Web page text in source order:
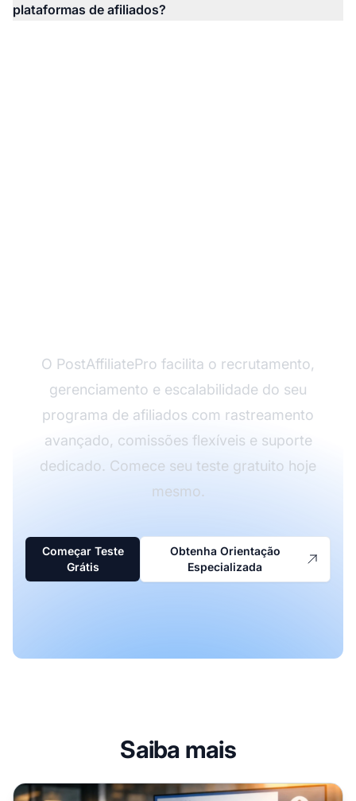
plataformas de afiliados?
O PostAffiliatePro facilita o recrutamento,
gerenciamento e escalabilidade do seu
programa de afiliados com rastreamento
avançado, comissões flexíveis e suporte
dedicado. Comece seu teste gratuito hoje
mesmo.
Começar Teste
Grátis
Obtenha Orientação
Especializada
Saiba mais
Como Encontrar Anunciantes para Marketing de Afiliados